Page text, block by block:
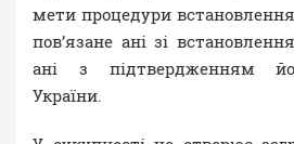
мети процедури
пов’язане ані зі
ані з підтвердженням
України.